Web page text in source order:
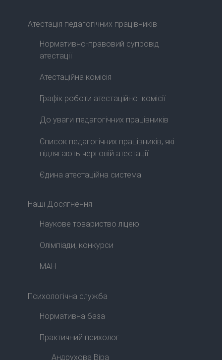
Атестація педагогічних працівників
Нормативно-правовий супровід
атестації
Атестаційна комісія
Графік роботи атестаційної комісії
До уваги педагогічних працівників
Список педагогічних працівників, які
підлягають черговій атестації
Єдина атестаційна система
Наші Досягнення
Наукове товариство ліцею
Олімпіади, конкурси
МАН
Психологічна служба
Нормативна база
Практичний психолог
Андрухова Віра